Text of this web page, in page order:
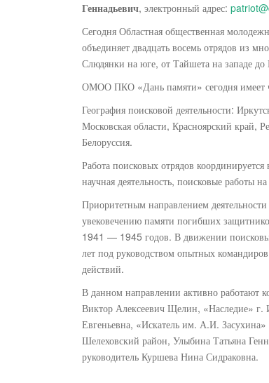
Геннадьевич, электронный адрес:
Сегодня Областная общественная
объединяет двадцать восемь отрядов из
Слюдянки на юге, от Тайшета на западе до
ОМОО ПКО «Дань памяти» сегодня имеет
География поисковой деятельности:
Московская области, Красноярский край,
Белоруссия.
Работа поисковых отрядов
научная деятельность, поисковые работы
Приоритетным направлением
увековечению памяти погибших
1941 — 1945 годов. В движении
лет под руководством опытных
действий.
В данном направлении активно работают
Виктор Алексеевич Щелин, «Наследие»
Евгеньевна, «Искатель им. А.И.
Шелеховский район, Улыбина Татьяна
руководитель Куршева Нина Сидраковна.